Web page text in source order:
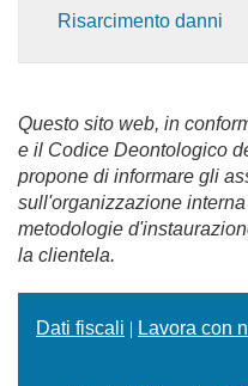
Risarcimento danni
Questo sito web, in
e il Codice Deontologico
propone di informare gli
sull'organizzazione
metodologie
la clientela.
Dati fiscali | Lavora con